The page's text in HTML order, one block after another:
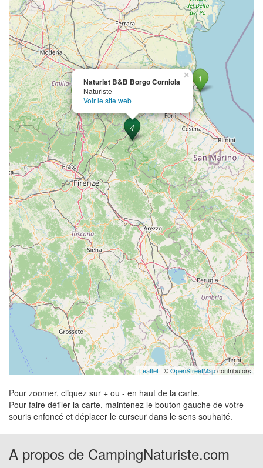
Naturist B&B Borgo Corniola
Naturiste
Voir le site web
×
Leaflet | ©OpenStreetMapcontributors
Pour zoomer, cliquez sur + ou - en haut de la carte.
Pour faire défiler la carte, maintenez le bouton gauche de votre
souris enfoncé et déplacer le curseur dans le sens souhaité.
A propos de CampingNaturiste.com